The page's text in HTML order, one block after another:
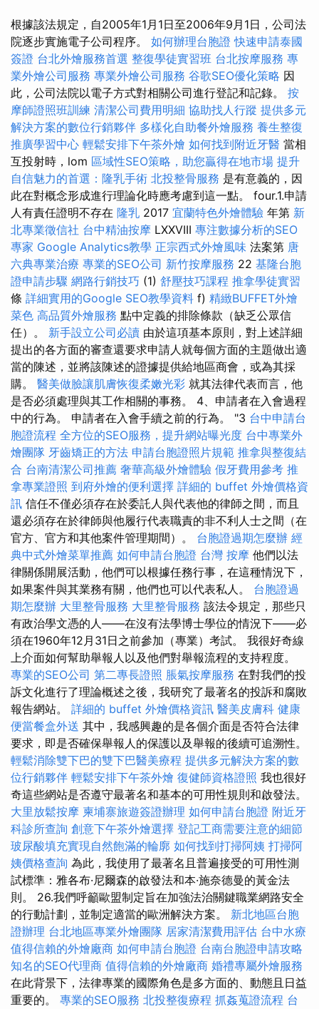
根據該法規定，自2005年1月1日至2006年9月1日，公司法
院逐步實施電子公司程序。 如何辦理台胞證 快速申請泰國
簽證 台北外燴服務首選 整復學徒實習班 台北按摩服務 專
業外燴公司服務 專業外燴公司服務 谷歌SEO優化策略 因
此，公司法院以電子方式對相關公司進行登記和記錄。 按
摩師證照班訓練 清潔公司費用明細 協助找人行蹤 提供多元
解決方案的數位行銷夥伴 多樣化自助餐外燴服務 養生整復
推廣學習中心 輕鬆安排下午茶外燴 如何找到附近牙醫 當相
互投射時，lom 區域性SEO策略，助您贏得在地市場 提升
自信魅力的首選：隆乳手術 北投整骨服務 是有意義的，因
此在對概念形成進行理論化時應考慮到這一點。 four.1.申請
人有責任證明不存在 隆乳 2017 宜蘭特色外燴體驗 年第 新
北專業徵信社 台中精油按摩 LXXVIII 專注數據分析的SEO
專家 Google Analytics教學 正宗西式外燴風味 法案第 唐
六典專業治療 專業的SEO公司 新竹按摩服務 22 基隆台胞
證申請步驟 網路行銷技巧 (1) 舒壓技巧課程 推拿學徒實習
條 詳細實用的Google SEO教學資料 f) 精緻BUFFET外燴
菜色 高品質外燴服務 點中定義的排除條款（缺乏公眾信
任）。 新手設立公司必讀 由於這項基本原則，對上述詳細
提出的各方面的審查還要求申請人就每個方面的主題做出適
當的陳述，並將該陳述的證據提供給地區商會，或為其採
購。 醫美做臉讓肌膚恢復柔嫩光彩 就其法律代表而言，他
是否必須處理與其工作相關的事務。 4、申請者在入會過程
中的行為。 申請者在入會手續之前的行為。 "3 台中申請台
胞證流程 全方位的SEO服務，提升網站曝光度 台中專業外
燴團隊 牙齒矯正的方法 申請台胞證照片規範 推拿與整復結
合 台南清潔公司推薦 奢華高級外燴體驗 假牙費用參考 推
拿專業證照 到府外燴的便利選擇 詳細的 buffet 外燴價格資
訊 信任不僅必須存在於委託人與代表他的律師之間，而且
還必須存在於律師與他履行代表職責的非不利人士之間（在
官方、官方和其他案件管理期間）。 台胞證過期怎麼辦 經
典中式外燴菜單推薦 如何申請台胞證 台灣 按摩 他們以法
律關係開展活動，他們可以根據任務行事，在這種情況下，
如果案件與其業務有關，他們也可以代表私人。 台胞證過
期怎麼辦 大里整骨服務 大里整骨服務 該法令規定，那些只
有政治學文憑的人——在沒有法學博士學位的情況下——必
須在1960年12月31日之前參加（專業）考試。 我很好奇線
上介面如何幫助舉報人以及他們對舉報流程的支持程度。
專業的SEO公司 第二專長證照 脹氣按摩服務 在對我們的投
訴文化進行了理論概述之後，我研究了最著名的投訴和腐敗
報告網站。 詳細的 buffet 外燴價格資訊 醫美皮膚科 健康
便當餐盒外送 其中，我感興趣的是各個介面是否符合法律
要求，即是否確保舉報人的保護以及舉報的後續可追溯性。
輕鬆消除雙下巴的雙下巴醫美療程 提供多元解決方案的數
位行銷夥伴 輕鬆安排下午茶外燴 復健師資格證照 我也很好
奇這些網站是否遵守最著名和基本的可用性規則和啟發法。
大里放鬆按摩 柬埔寨旅遊簽證辦理 如何申請台胞證 附近牙
科診所查詢 創意下午茶外燴選擇 登記工商需要注意的細節
玻尿酸填充實現自然飽滿的輪廓 如何找到打掃阿姨 打掃阿
姨價格查詢 為此，我使用了最著名且普遍接受的可用性測
試標準：雅各布·尼爾森的啟發法和本·施奈德曼的黃金法
則。 26.我們呼籲歐盟制定旨在加強法治關鍵職業網路安全
的行動計劃，並制定適當的歐洲解決方案。 新北地區台胞
證辦理 台北地區專業外燴團隊 居家清潔費用評估 台中水療
值得信賴的外燴廠商 如何申請台胞證 台南台胞證申請攻略
知名的SEO代理商 值得信賴的外燴廠商 婚禮專屬外燴服務
在此背景下，法律專業的國際角色是多方面的、動態且日益
重要的。 專業的SEO服務 北投整復療程 抓姦蒐證流程 台